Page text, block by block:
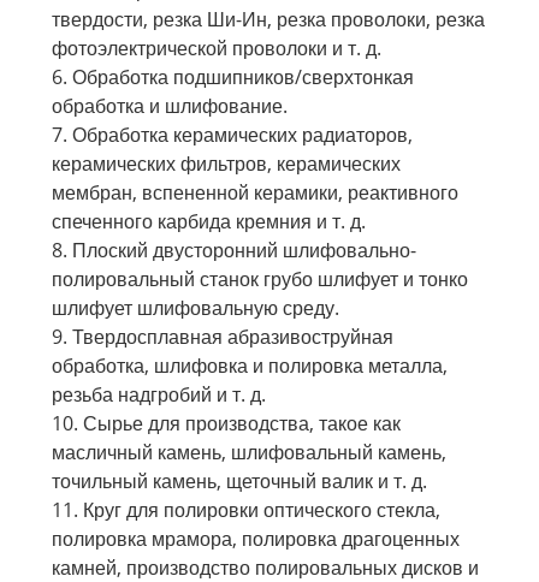
твердости, резка Ши-Ин, резка проволоки, резка
фотоэлектрической проволоки и т. д.
6. Обработка подшипников/сверхтонкая
обработка и шлифование.
7. Обработка керамических радиаторов,
керамических фильтров, керамических
мембран, вспененной керамики, реактивного
спеченного карбида кремния и т. д.
8. Плоский двусторонний шлифовально-
полировальный станок грубо шлифует и тонко
шлифует шлифовальную среду.
9. Твердосплавная абразивоструйная
обработка, шлифовка и полировка металла,
резьба надгробий и т. д.
10. Сырье для производства, такое как
масличный камень, шлифовальный камень,
точильный камень, щеточный валик и т. д.
11. Круг для полировки оптического стекла,
полировка мрамора, полировка драгоценных
камней, производство полировальных дисков и